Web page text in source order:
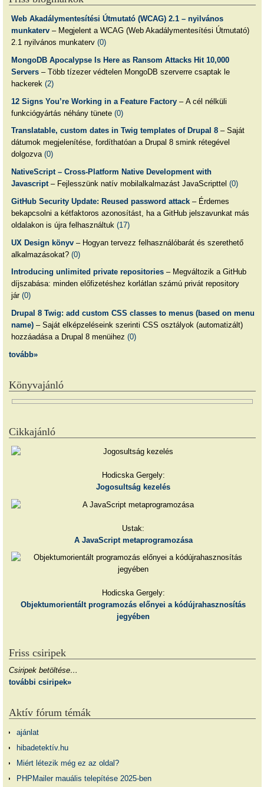
Web Akadálymentesítési Útmutató (WCAG) 2.1 – nyilvános
munkaterv– Megjelent a WCAG (Web Akadálymentesítési Útmutató)
2.1 nyilvános munkaterv (0)
MongoDB Apocalypse Is Here as Ransom Attacks Hit 10,000
Servers– Több tízezer védtelen MongoDB szerverre csaptak le
hackerek (2)
12 Signs You’re Working in a Feature Factory– A cél nélküli
funkciógyártás néhány tünete (0)
Translatable, custom dates in Twig templates of Drupal 8– Saját
dátumok megjelenítése, fordíthatóan a Drupal 8 smink rétegével
dolgozva (0)
NativeScript – Cross-Platform Native Development with
Javascript– Fejlesszünk natív mobilalkalmazást JavaScripttel (0)
GitHub Security Update: Reused password attack– Érdemes
bekapcsolni a kétfaktoros azonosítást, ha a GitHub jelszavunkat más
oldalakon is újra felhasználtuk (17)
UX Design könyv– Hogyan tervezz felhasználóbarát és szerethető
alkalmazásokat? (0)
Introducing unlimited private repositories– Megváltozik a GitHub
díjszabása: minden előfizetéshez korlátlan számú privát repository
jár (0)
Drupal 8 Twig: add custom CSS classes to menus (based on menu
name)– Saját elképzeléseink szerinti CSS osztályok (automatizált)
hozzáadása a Drupal 8 menüihez (0)
tovább»
Könyvajánló
Cikkajánló
Hodicska Gergely:
Jogosultság kezelés
Ustak:
A JavaScript metaprogramozása
Hodicska Gergely:
Objektumorientált programozás előnyei a kódújrahasznosítás
jegyében
Friss csiripek
Csiripek betöltése…
további csiripek»
Aktív fórum témák
ajánlat
hibadetektív.hu
Miért létezik még ez az oldal?
PHPMailer mauális telepítése 2025-ben